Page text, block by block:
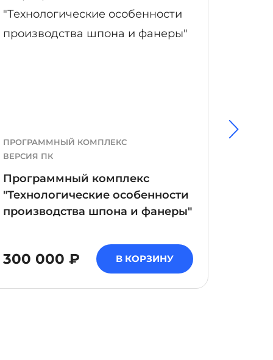
ПРОГРАММНЫЙ КОМПЛЕКС
ВЕРСИЯ ПК
Программный комплекс
"Технологические особенности
производства шпона и фанеры"
300 000 ₽ В КОРЗИНУ